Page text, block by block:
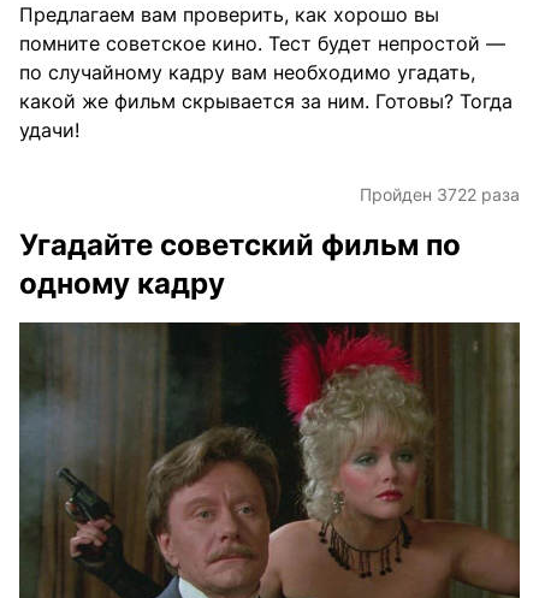
Предлагаем вам проверить, как хорошо вы
помните советское кино. Тест будет непростой —
по случайному кадру вам необходимо угадать,
какой же фильм скрывается за ним. Готовы? Тогда
удачи!
Пройден 3722 раза
Угадайте советский фильм по
одному кадру